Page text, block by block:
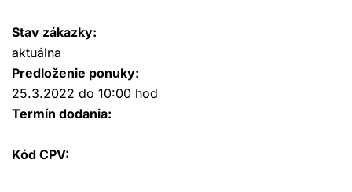
Stav zákazky:
aktuálna
Predloženie ponuky:
25.3.2022 do 10:00 hod
Termín dodania:
Kód CPV: